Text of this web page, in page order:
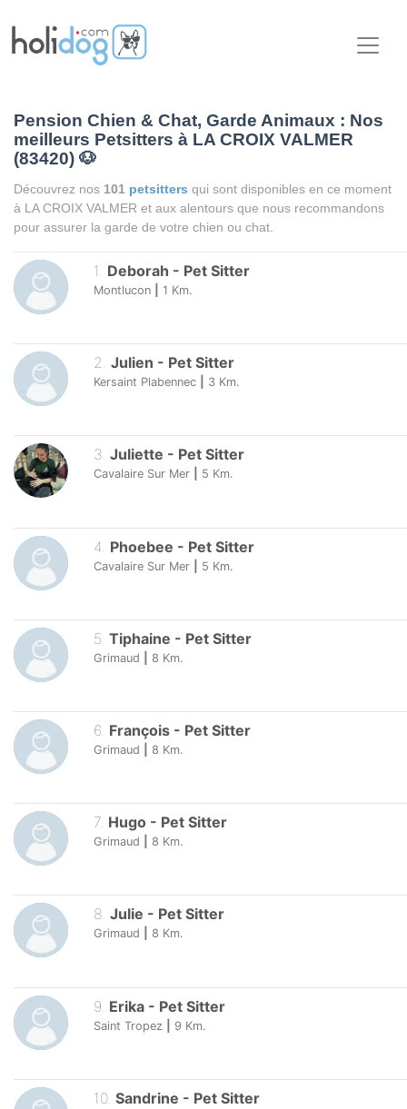
Pension Chien & Chat, Garde Animaux : Nos
meilleurs Petsitters à LA CROIX VALMER
(83420) 🐶
Découvrez nos 101 petsitters qui sont disponibles en ce moment
à LA CROIX VALMER et aux alentours que nous recommandons
pour assurer la garde de votre chien ou chat.
1. Deborah - Pet Sitter
Montlucon 1 Km.
2. Julien - Pet Sitter
Kersaint Plabennec 3 Km.
3. Juliette - Pet Sitter
Cavalaire Sur Mer 5 Km.
4 Phoebee - Pet Sitter
Cavalaire Sur Mer 5 Km.
5 Tiphaine - Pet Sitter
Grimaud 8 Km.
6. François - Pet Sitter
Grimaud 8 Km.
7. Hugo - Pet Sitter
Grimaud 8 Km.
8. Julie - Pet Sitter
Grimaud 8 Km.
9 Erika - Pet Sitter
Saint Tropez 9 Km.
10. Sandrine - Pet Sitter